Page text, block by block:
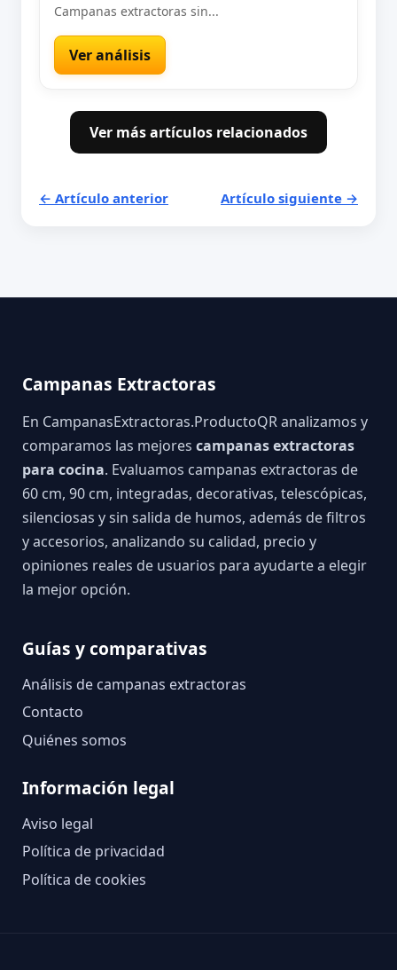
Campanas extractoras sin...
Ver análisis
Ver más artículos relacionados
← Artículo anterior Artículo siguiente →
Campanas Extractoras
En CampanasExtractoras.ProductoQR analizamos y
comparamos las mejores campanas extractoras
para cocina. Evaluamos campanas extractoras de
60 cm, 90 cm, integradas, decorativas, telescópicas,
silenciosas y sin salida de humos, además de filtros
y accesorios, analizando su calidad, precio y
opiniones reales de usuarios para ayudarte a elegir
la mejor opción.
Guías y comparativas
Análisis de campanas extractoras
Contacto
Quiénes somos
Información legal
Aviso legal
Política de privacidad
Política de cookies